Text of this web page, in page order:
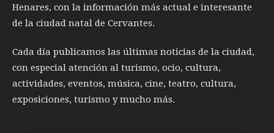
Henares, con la información más actual e interesante
de la ciudad natal de Cervantes.
Cada día publicamos las últimas noticias de la ciudad,
con especial atención al turismo, ocio, cultura,
actividades, eventos, música, cine, teatro, cultura,
exposiciones, turismo y mucho más.